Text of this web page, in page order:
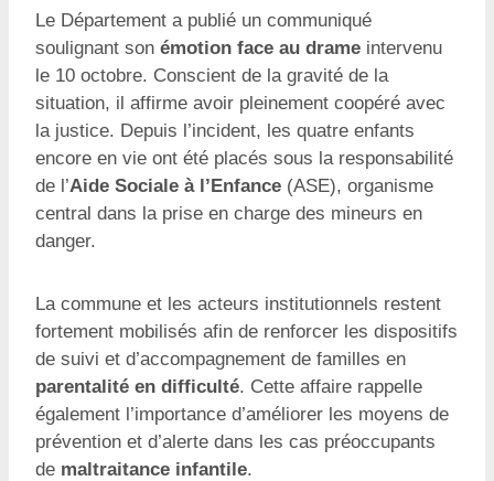
Le Département a publié un communiqué
soulignant son émotion face au drame intervenu
le 10 octobre. Conscient de la gravité de la
situation, il affirme avoir pleinement coopéré avec
la justice. Depuis l’incident, les quatre enfants
encore en vie ont été placés sous la responsabilité
de l’Aide Sociale à l’Enfance (ASE), organisme
central dans la prise en charge des mineurs en
danger.
La commune et les acteurs institutionnels restent
fortement mobilisés afin de renforcer les dispositifs
de suivi et d’accompagnement de familles en
parentalité en difficulté. Cette affaire rappelle
également l’importance d’améliorer les moyens de
prévention et d’alerte dans les cas préoccupants
de maltraitance infantile.